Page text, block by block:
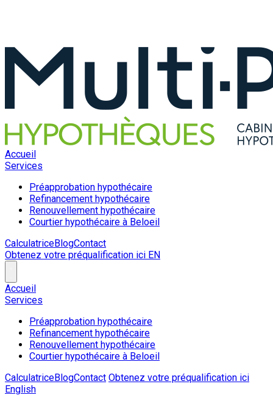
Accueil
Services
Préapprobation hypothécaire
Refinancement hypothécaire
Renouvellement hypothécaire
Courtier hypothécaire à Beloeil
CalculatriceBlogContact
Obtenez votre préqualification ici EN
Accueil
Services
Préapprobation hypothécaire
Refinancement hypothécaire
Renouvellement hypothécaire
Courtier hypothécaire à Beloeil
CalculatriceBlogContact Obtenez votre préqualification ici
English